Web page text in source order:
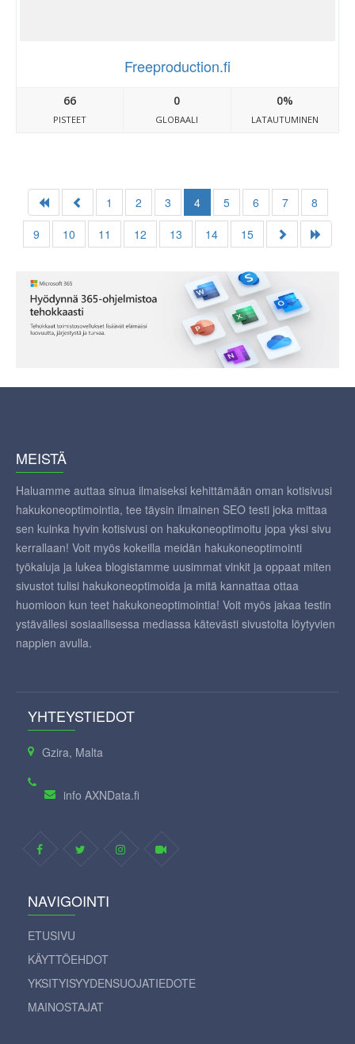
Freeproduction.fi
66
PISTEET
0
GLOBAALI
0%
LATAUTUMINEN
1 2 3 4 5 6 7
8
9
10 11 12 13 14 15
MEISTÄ
Haluamme auttaa sinua ilmaiseksi kehittämään oman kotisivusi
hakukoneoptimointia, tee täysin ilmainen SEO testi joka mittaa
sen kuinka hyvin kotisivusi on hakukoneoptimoitu jopa yksi sivu
kerrallaan! Voit myös kokeilla meidän hakukoneoptimointi
työkaluja ja lukea blogistamme uusimmat vinkit ja oppaat miten
sivustot tulisi hakukoneoptimoida ja mitä kannattaa ottaa
huomioon kun teet hakukoneoptimointia! Voit myös jakaa testin
ystävällesi sosiaallisessa mediassa kätevästi sivustolta löytyvien
nappien avulla.
YHTEYSTIEDOT
Gzira, Malta
info AXNData.fi
NAVIGOINTI
ETUSIVU
KÄYTTÖEHDOT
YKSITYISYYDENSUOJATIEDOTE
MAINOSTAJAT